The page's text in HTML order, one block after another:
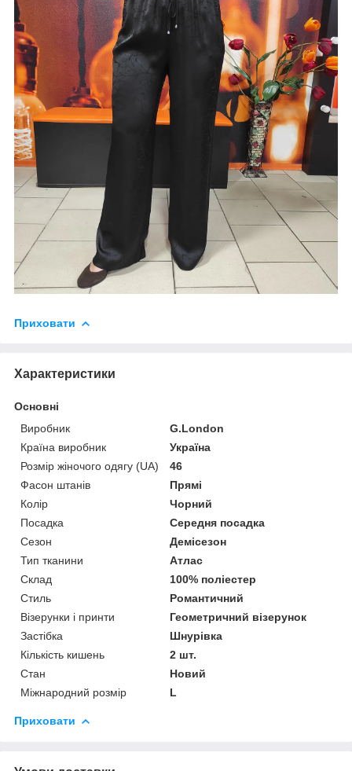
Приховати
Характеристики
Основні
Виробник
G.London
Країна виробник
Україна
Розмір жіночого одягу (UA)
46
Фасон штанів
Прямі
Колір
Чорний
Посадка
Середня посадка
Сезон
Демісезон
Тип тканини
Атлас
Склад
100% поліестер
Стиль
Романтичний
Візерунки і принти
Геометричний візерунок
Застібка
Шнурівка
Кількість кишень
2 шт.
Стан
Новий
Міжнародний розмір
L
Приховати